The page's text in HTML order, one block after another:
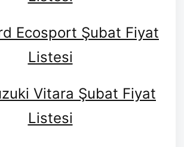
Ecosport Şubat Fiyat
Listesi
Vitara Şubat Fiyat
Listesi